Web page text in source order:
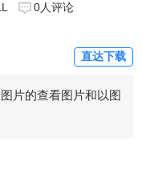
0人评论
直达下载
片的查看图片和以图